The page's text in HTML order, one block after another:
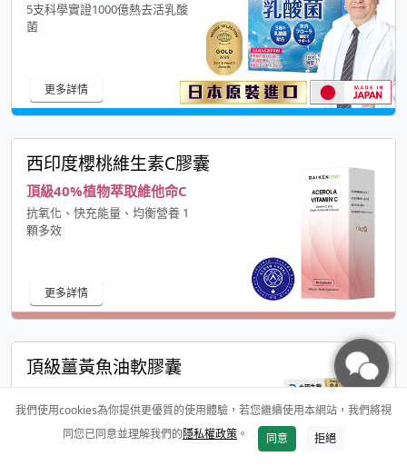
5支科學實證1000億熱去活乳酸
菌
更多詳情
西印度櫻桃維生素C膠囊
頂級40%植物萃取維他命C
抗氧化、快充能量、均衡營養 1
顆多效
更多詳情
頂級薑黃魚油軟膠囊
激增20倍利用率，吸收更升級
我們使用cookies為你提供更優質的使用體驗，若您繼續使用本網站，我們將視
同您已同意並理解我們的隱私權政策 。 同意 拒絕